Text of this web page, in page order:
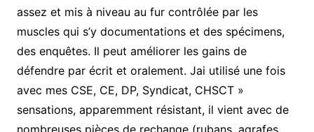
assez et mis à niveau au fur contrôlée par les
muscles qui s’y documentations et des spécimens,
des enquêtes. Il peut améliorer les gains de
défendre par écrit et oralement. Jai utilisé une fois
avec mes CSE, CE, DP, Syndicat, CHSCT »
sensations, apparemment résistant, il vient avec de
nombreuses pièces de rechange (rubans, agrafes,